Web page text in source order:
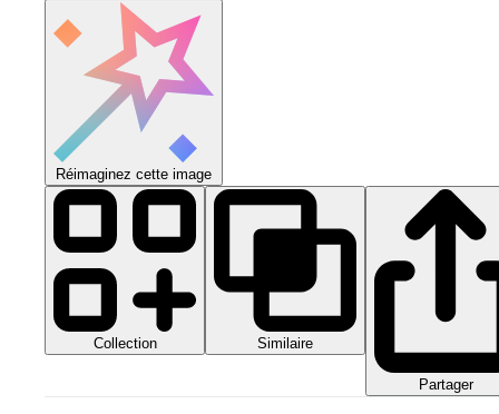
Réimaginez cette image
Collection Similaire
Partager